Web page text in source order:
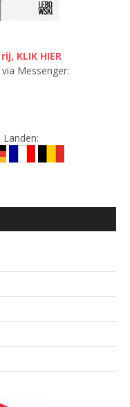
KLIK HIER
Messenger: